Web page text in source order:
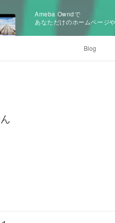
Ameba Owndで
あなただけのホームページ
Blog